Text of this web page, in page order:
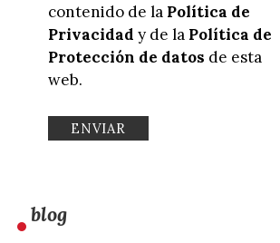
contenido de la Política de
Privacidad y de la Política de
Protección de datos de esta
web.
blog